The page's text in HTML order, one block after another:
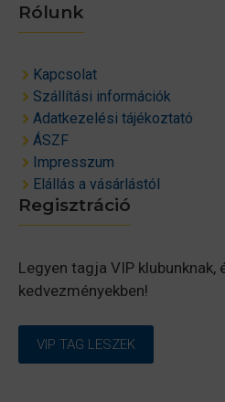
Rólunk
Kapcsolat
Szállítási információk
Adatkezelési tájékoztató
ÁSZF
Impresszum
Elállás a vásárlástól
Regisztráció
Legyen tagja VIP
kedvezményekben!
VIP TAG LESZEK